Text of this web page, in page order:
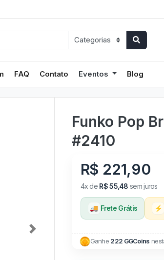
FAQ Contato Eventos Blog
Next
Funko Pop
#2410
R$ 221,90
4x de R$ 55,48 sem juros
🚚 Frete Grátis ⚡
Ganhe 222 GGCoins